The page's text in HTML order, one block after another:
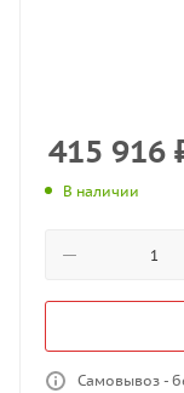
415 916
В наличии
Самовывоз -